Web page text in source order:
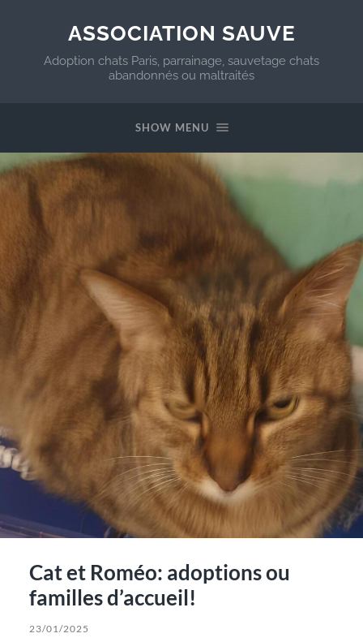
ASSOCIATION SAUVE
Adoption chats Paris, parrainage, sauvetage chats
abandonnés ou maltraités
SHOW MENU
Cat et Roméo: adoptions ou
familles d’accueil!
23/01/2025